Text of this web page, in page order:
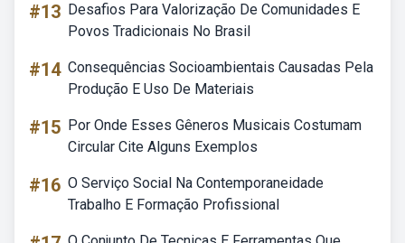
#13 Desafios Para Valorização De Comunidades E
Povos Tradicionais No Brasil
#14 Consequências Socioambientais Causadas Pela
Produção E Uso De Materiais
#15 Por Onde Esses Gêneros Musicais Costumam
Circular Cite Alguns Exemplos
#16 O Serviço Social Na Contemporaneidade
Trabalho E Formação Profissional